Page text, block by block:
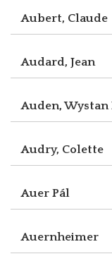
Aubert, Claude
Audard, Jean
Auden, Wystan
Audry, Colette
Auer Pál
Auernheimer